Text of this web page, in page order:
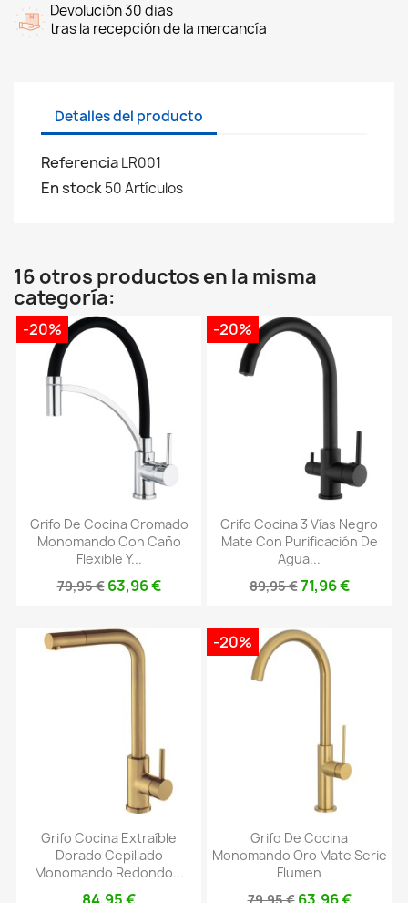
Devolución 30 dias
tras la recepción de la mercancía
Detalles del producto
ReferenciaLR001
En stock50 Artículos
16 otros productos en la misma
categoría:
Grifo De Cocina Cromado
Monomando Con Caño
Flexible Y...
79,95 € 63,96 €
-20%
Grifo Cocina 3 Vías Negro
Mate Con Purificación De
Agua...
89,95 €71,96 €
-20%
Grifo Cocina Extraíble
Dorado Cepillado
Monomando Redondo...
84,95 €
Grifo De Cocina
Monomando Oro Mate Serie
Flumen
79,95 € 63,96 €
-20%